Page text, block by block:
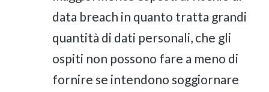
data breach in quanto tratta grandi
quantità di dati personali, che gli
ospiti non possono fare a meno di
fornire se intendono soggiornare